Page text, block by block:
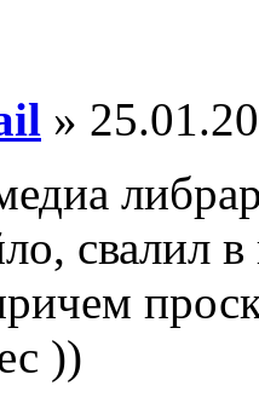
»
свалил
))